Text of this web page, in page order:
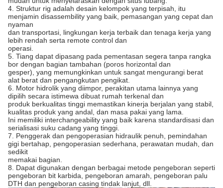
4. Struktur rig adalah desain kelompok yang terpisah, itu
menjamin disassembility yang baik, pemasangan yang cepat dan
nyaman
dan transportasi, lingkungan kerja terbaik dan tenaga kerja yang
lebih rendah serta remote control dan
operasi.
5. Tiang dapat dipasang pada pementasan segera tanpa rangka
bor dengan bagian tambahan (poros horizontal dan
gesper), yang memungkinkan untuk sangat mengurangi berat
alat berat dan pengangkutan pengikat.
6. Motor hidrolik yang diimpor, perakitan utama lainnya yang
dipilih secara istimewa dibuat rumah terkenal dan
produk berkualitas tinggi memastikan kinerja berjalan yang stabil,
kualitas produk yang andal, dan masa pakai yang lama.
Ini memiliki interchangeability yang baik karena standardisasi dan
serialisasi suku cadang yang tinggi.
7. Penggerak dan pengoperasian hidraulik penuh, pemindahan
gigi bertahap, pengoperasian sederhana, perawatan mudah, dan
sedikit
memakai bagian.
8. Dapat digunakan dengan berbagai metode pengeboran seperti
pengeboran bit karbida, pengeboran amarah, pengeboran palu
DTH dan pengeboran casing tindak lanjut, dll.